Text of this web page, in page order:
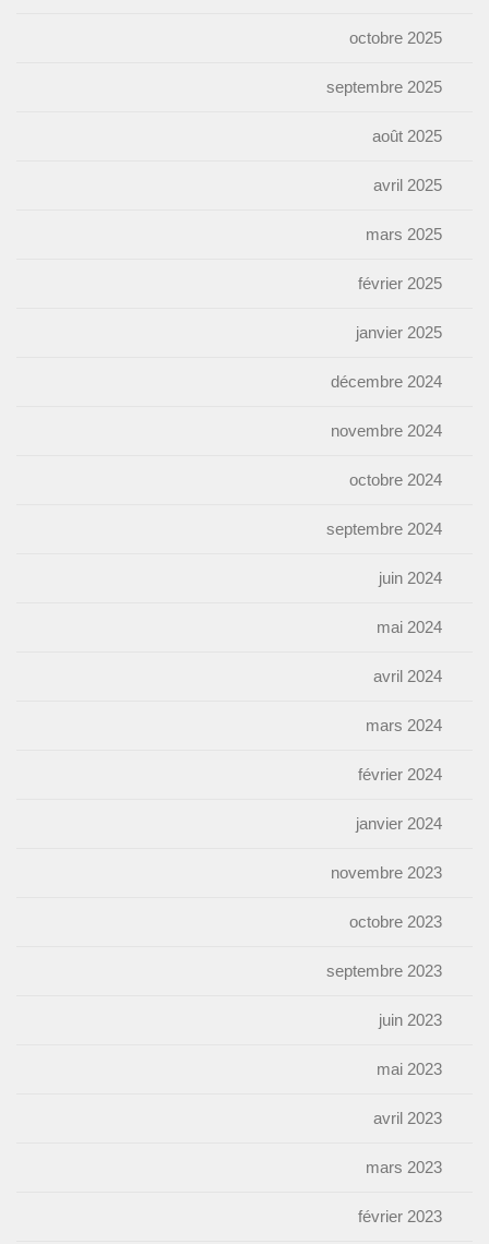
octobre 2025
septembre 2025
août 2025
avril 2025
mars 2025
février 2025
janvier 2025
décembre 2024
novembre 2024
octobre 2024
septembre 2024
juin 2024
mai 2024
avril 2024
mars 2024
février 2024
janvier 2024
novembre 2023
octobre 2023
septembre 2023
juin 2023
mai 2023
avril 2023
mars 2023
février 2023